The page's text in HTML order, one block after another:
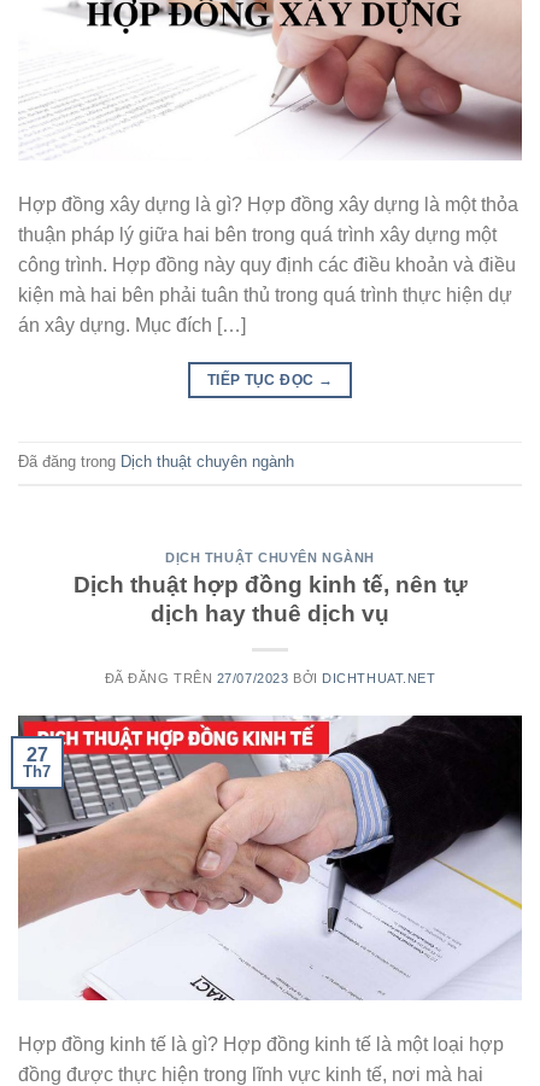
Hợp đồng xây dựng là gì? Hợp đồng xây dựng là một thỏa
thuận pháp lý giữa hai bên trong quá trình xây dựng một
công trình. Hợp đồng này quy định các điều khoản và điều
kiện mà hai bên phải tuân thủ trong quá trình thực hiện dự
án xây dựng. Mục đích […]
TIẾP TỤC ĐỌC →
Đã đăng trong Dịch thuật chuyên ngành
DỊCH THUẬT CHUYÊN NGÀNH
Dịch thuật hợp đồng kinh tế, nên tự
dịch hay thuê dịch vụ
ĐÃ ĐĂNG TRÊN 27/07/2023 BỞI DICHTHUAT.NET
27
Th7
Hợp đồng kinh tế là gì? Hợp đồng kinh tế là một loại hợp
đồng được thực hiện trong lĩnh vực kinh tế, nơi mà hai